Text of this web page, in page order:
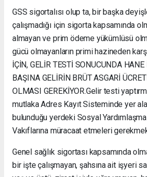
GSS sigortalısı olup ta, bir başka
çalışmadığı için sigorta kapsamında
almayan ve prim ödeme yükümlüsü
gücü olmayanların primi hazineden
İÇİN, GELİR TESTİ SONUCUNDA HANE
BAŞINA GELİRİN BRÜT ASGARİ
OLMASI GEREKİYOR.Gelir testi
mutlaka Adres Kayıt Sisteminde yer
bulunduğu yerdeki Sosyal
Vakıflarına müracaat etmeleri
Genel sağlık sigortası kapsamında
bir işte çalışmayan, şahsına ait işyeri